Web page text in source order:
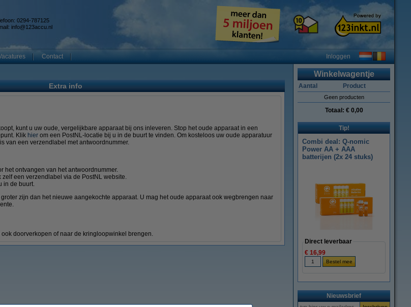
0294-787125
info@123accu.nl
Contact Inloggen
Extra info
kunt u uw oude, vergelijkbare apparaat bij ons inleveren. Stop het oude apparaat in een
Klik hier om een PostNL-locatie bij u in de buurt te vinden. Om kosteloos uw oude apparatuur
van een verzendlabel met antwoordnummer.
het ontvangen van het antwoordnummer.
een verzendlabel via de PostNL website.
in de buurt.
zijn dan het nieuwe aangekochte apparaat. U mag het oude apparaat ook wegbrengen naar
doorverkopen of naar de kringloopwinkel brengen.
Winkelwagentje
Aantal Product
Geen producten
Totaal: € 0,00
Tip!
Combi deal: Q-nomic
Power AA + AAA
batterijen (2x 24 stuks)
Direct leverbaar
€ 16,99
Nieuwsbrief